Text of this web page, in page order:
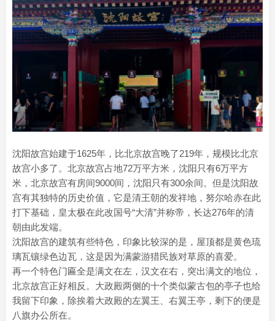
沈阳故宫始建于1625年，比北京故宫晚了219年，规模比北京
故宫小多了。北京故宫占地72万平方米，沈阳只有6万平方
米，北京故宫有房间9000间，沈阳只有300余间。但是沈阳故
宫有其独特的历史价值，它是清王朝的发祥地，努尔哈赤在此
打下基础，皇太极在此改国号“大清”并称帝，长达276年的清
朝由此发端。
沈阳故宫的建筑有些特色，印象比较深的是，屋顶都是黄色琉
璃瓦镶绿色边瓦，这是因为满蒙游猎民族对草原的喜爱。
再一个特色门匾全是满文在左，汉文在右，突出满文的地位，
北京故宫正好相反。大政殿两侧的十个类似蒙古包的亭子也给
我留下印象，除挨着大政殿的左翼王、右翼王亭，剩下的便是
八旗办公所在。